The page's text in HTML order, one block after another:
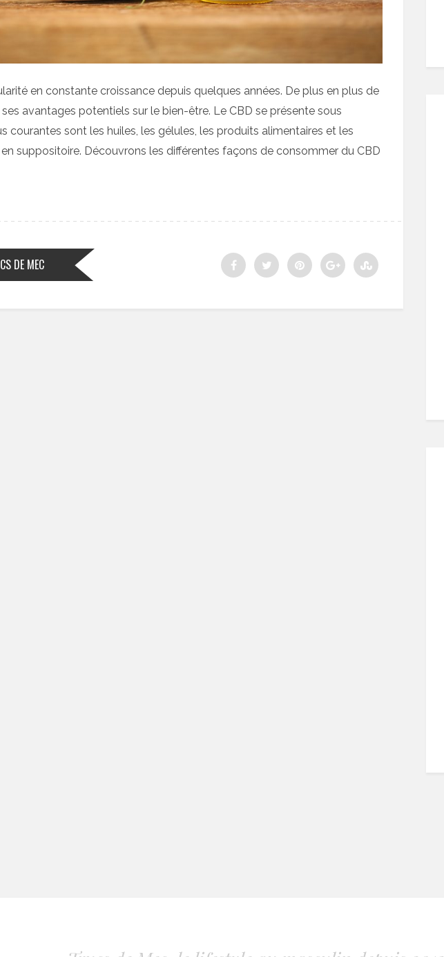
en constante croissance depuis quelques années. De plus en plus de
ses avantages potentiels sur le bien-être. Le CBD se présente sous
courantes sont les huiles, les gélules, les produits alimentaires et les
suppositoire. Découvrons les différentes façons de consommer du CBD
DE MEC